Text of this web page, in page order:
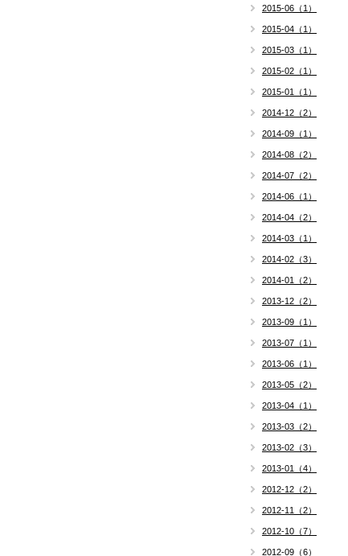
2015-06（1）
2015-04（1）
2015-03（1）
2015-02（1）
2015-01（1）
2014-12（2）
2014-09（1）
2014-08（2）
2014-07（2）
2014-06（1）
2014-04（2）
2014-03（1）
2014-02（3）
2014-01（2）
2013-12（2）
2013-09（1）
2013-07（1）
2013-06（1）
2013-05（2）
2013-04（1）
2013-03（2）
2013-02（3）
2013-01（4）
2012-12（2）
2012-11（2）
2012-10（7）
2012-09（6）